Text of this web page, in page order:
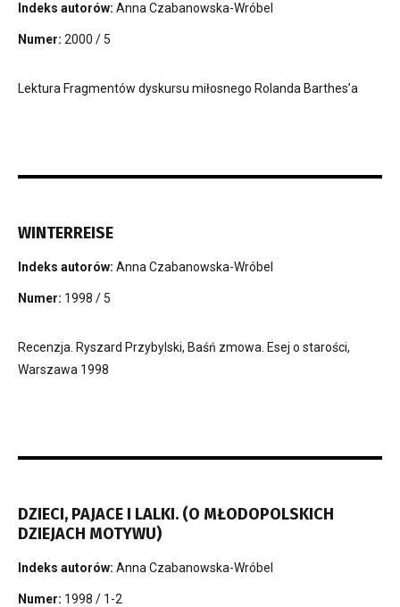
Indeks autorów: Anna Czabanowska-Wróbel
Numer: 2000 / 5
Lektura Fragmentów dyskursu miłosnego Rolanda Barthes’a
WINTERREISE
Indeks autorów: Anna Czabanowska-Wróbel
Numer: 1998 / 5
Recenzja. Ryszard Przybylski, Baśń zmowa. Esej o starości,
Warszawa 1998
DZIECI, PAJACE I LALKI. (O MŁODOPOLSKICH
DZIEJACH MOTYWU)
Indeks autorów: Anna Czabanowska-Wróbel
Numer: 1998 / 1-2